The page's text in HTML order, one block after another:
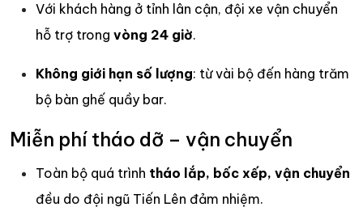
Với khách hàng ở tỉnh lân cận, đội xe vận chuyển
hỗ trợ trong vòng 24 giờ.
Không giới hạn số lượng: từ vài bộ đến hàng trăm
bộ bàn ghế quầy bar.
Miễn phí tháo dỡ – vận chuyển
Toàn bộ quá trình tháo lắp, bốc xếp, vận chuyển
đều do đội ngũ Tiến Lên đảm nhiệm.